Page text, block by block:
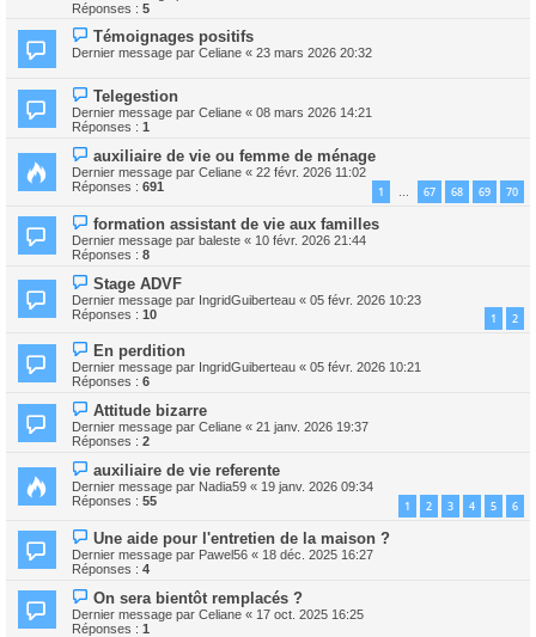
Réponses : 5
Témoignages positifs
Dernier message par Celiane « 23 mars 2026 20:32
Telegestion
Dernier message par Celiane « 08 mars 2026 14:21
Réponses : 1
auxiliaire de vie ou femme de ménage
Dernier message par Celiane « 22 févr. 2026 11:02
Réponses : 691 1 … 67 68 69 70
formation assistant de vie aux familles
Dernier message par baleste « 10 févr. 2026 21:44
Réponses : 8
Stage ADVF
Dernier message par IngridGuiberteau « 05 févr. 2026 10:23
Réponses : 10 1 2
En perdition
Dernier message par IngridGuiberteau « 05 févr. 2026 10:21
Réponses : 6
Attitude bizarre
Dernier message par Celiane « 21 janv. 2026 19:37
Réponses : 2
auxiliaire de vie referente
Dernier message par Nadia59 « 19 janv. 2026 09:34
Réponses : 55 1 2 3 4 5 6
Une aide pour l'entretien de la maison ?
Dernier message par Pawel56 « 18 déc. 2025 16:27
Réponses : 4
On sera bientôt remplacés ?
Dernier message par Celiane « 17 oct. 2025 16:25
Réponses : 1